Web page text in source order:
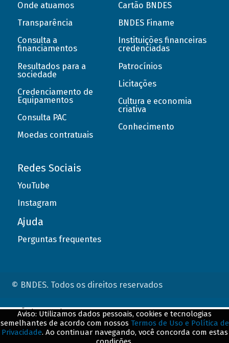
Onde atuamos
Transparência
Consulta a
financiamentos
Resultados para a
sociedade
Credenciamento de
Equipamentos
Consulta PAC
Moedas contratuais
Cartão BNDES
BNDES Finame
Instituições financeiras
credenciadas
Patrocínios
Licitações
Cultura e economia
criativa
Conhecimento
Redes Sociais
YouTube
Instagram
Ajuda
Perguntas frequentes
© BNDES. Todos os direitos reservados
Aviso: Utilizamos dados pessoais, cookies e tecnologias
semelhantes de acordo com nossos Termos de Uso e Política de
Privacidade. Ao continuar navegando, você concorda com estas
ConteÃºdo complementar
${title}${badge}